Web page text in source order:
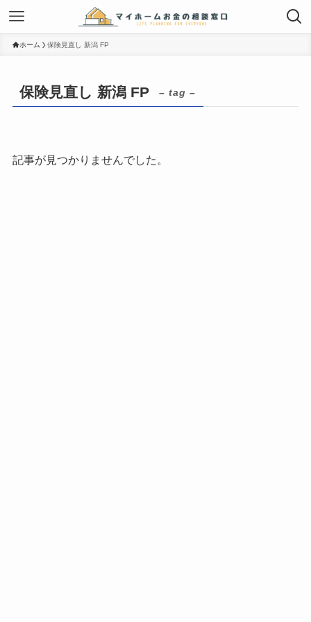
ホーム 保険見直し 新潟 FP
保険見直し 新潟 FP – tag –
記事が見つかりませんでした。